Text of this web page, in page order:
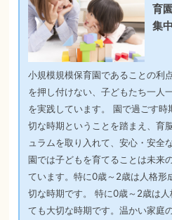
育
集
小規模規模保育園であることの利
を押し付けない、子どもたち一人
を実践しています。 園で過ごす
切な時期ということを踏まえ、育
ュラムを取り入れて、安心・安全
園では子どもを育てることは未来
ています。特に0歳～2歳は人格形
切な時期です。 特に0歳～2歳は
ても大切な時期です。温かい家庭